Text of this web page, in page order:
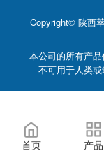
Copyright© 陕西
本公司的所有产
不可用于人类或
首页 产品